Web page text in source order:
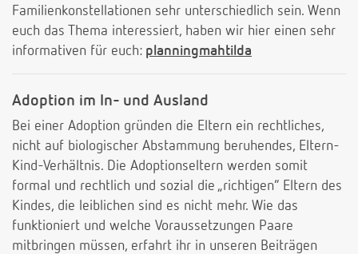
Familienkonstellationen sehr unterschiedlich sein. Wenn
euch das Thema interessiert, haben wir hier einen sehr
informativen für euch: planningmahtilda
Adoption im In- und Ausland
Bei einer Adoption gründen die Eltern ein rechtliches,
nicht auf biologischer Abstammung beruhendes, Eltern-
Kind-Verhältnis. Die Adoptionseltern werden somit
formal und rechtlich und sozial die „richtigen“ Eltern des
Kindes, die leiblichen sind es nicht mehr. Wie das
funktioniert und welche Voraussetzungen Paare
mitbringen müssen, erfahrt ihr in unseren Beiträgen